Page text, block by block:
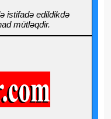
istifadə edildikdə
mütləqdir.